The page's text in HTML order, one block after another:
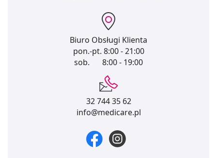
Biuro Obsługi Klienta
pon.-pt. 8:00 - 21:00
sob.
8:00 - 19:00
32 744 35 62
info@medicare.pl